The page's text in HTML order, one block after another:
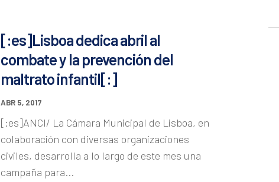
[:es]Lisboa dedica abril al
combate y la prevención del
maltrato infantil[:]
ABR 5, 2017
[:es]ANCI/ La Cámara Municipal de Lisboa, en
colaboración con diversas organizaciones
civiles, desarrolla a lo largo de este mes una
campaña para...